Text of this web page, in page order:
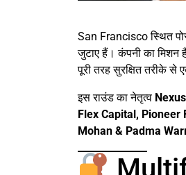
San Francisco स्थित
जुटाए हैं। कंपनी का मिशन
पूरी तरह सुरक्षित तरीके
इस राउंड का नेतृत्व
Flex Capital, Pioneer
Mohan & Padma